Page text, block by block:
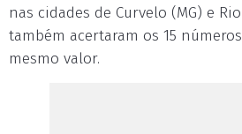
nas cidades de Curvelo (MG) e
também acertaram os 15
mesmo valor.